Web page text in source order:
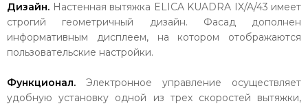
Дизайн. Настенная вытяжка ELICA KUADRA IX/A/43 имеет
строгий геометричный дизайн. Фасад дополнен
информативным дисплеем, на котором отображаются
пользовательские настройки.
Функционал. Электронное управление осуществляет
удобную установку одной из трех скоростей вытяжки,